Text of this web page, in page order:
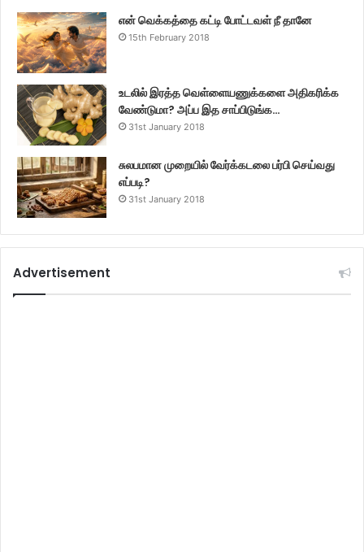
என் வெக்கத்தை கட்டி போட்டவள் நீ தானே
15th February 2018
உடலில் இரத்த வெள்ளையணுக்களை அதிகரிக்க
வேண்டுமா? அப்ப இத சாப்பிடுங்க…
31st January 2018
சுலபமான முறையில் வேர்க்கடலை பர்பி செய்வது
எப்படி?
31st January 2018
Advertisement